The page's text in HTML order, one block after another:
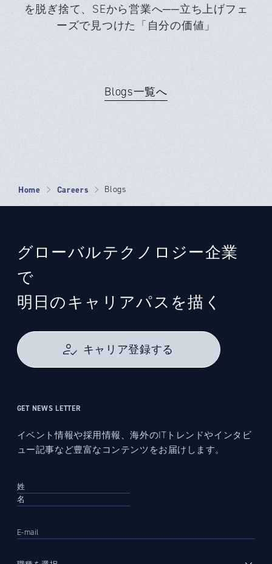
を脱ぎ捨て、SEから営業へ──立ち上げフェ
ーズで見つけた「自分の価値」
Blogs一覧へ
Home Careers Blogs
グローバルテクノロジー企業
で
明日のキャリアパスを描く
キャリア登録する
GET NEWS LETTER
イベント情報や採用情報、海外のITトレンドやインタビ
ュー記事など豊富なコンテンツをお届けします。